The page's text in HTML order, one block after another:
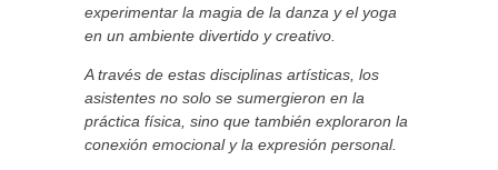
experimentar la magia de la danza y el yoga
en un ambiente divertido y creativo.
A través de estas disciplinas artísticas, los
asistentes no solo se sumergieron en la
práctica física, sino que también exploraron la
conexión emocional y la expresión personal.